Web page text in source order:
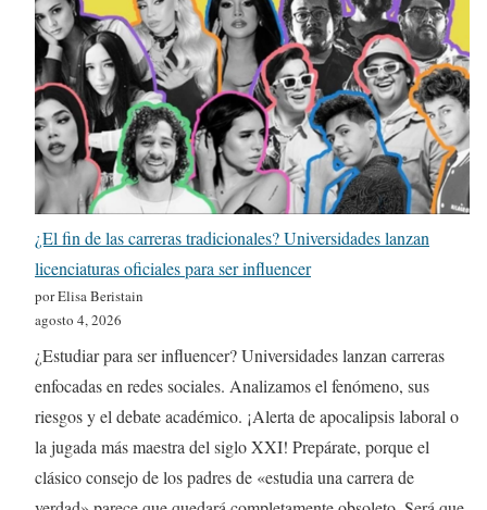
¿El fin de las carreras tradicionales? Universidades lanzan
licenciaturas oficiales para ser influencer
por Elisa Beristain
agosto 4, 2026
¿Estudiar para ser influencer? Universidades lanzan carreras
enfocadas en redes sociales. Analizamos el fenómeno, sus
riesgos y el debate académico. ¡Alerta de apocalipsis laboral o
la jugada más maestra del siglo XXI! Prepárate, porque el
clásico consejo de los padres de «estudia una carrera de